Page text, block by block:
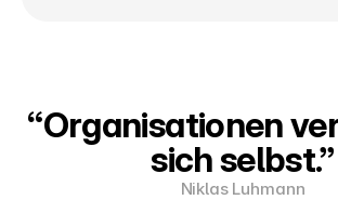
“Organisationen
sich selbst.”
Niklas Luhmann